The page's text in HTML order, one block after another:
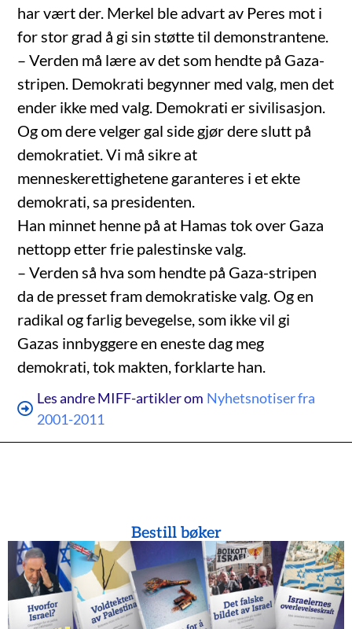
har vært der. Merkel ble advart av Peres mot i
for stor grad å gi sin støtte til demonstrantene.
– Verden må lære av det som hendte på Gaza-
stripen. Demokrati begynner med valg, men det
ender ikke med valg. Demokrati er sivilisasjon.
Og om dere velger gal side gjør dere slutt på
demokratiet. Vi må sikre at
menneskerettighetene garanteres i et ekte
demokrati, sa presidenten.
Han minnet henne på at Hamas tok over Gaza
nettopp etter frie palestinske valg.
– Verden så hva som hendte på Gaza-stripen
da de presset fram demokratiske valg. Og en
radikal og farlig bevegelse, som ikke vil gi
Gazas innbyggere en eneste dag meg
demokrati, tok makten, forklarte han.
Les andre MIFF-artikler om Nyhetsnotiser fra
2001-2011
Bestill bøker